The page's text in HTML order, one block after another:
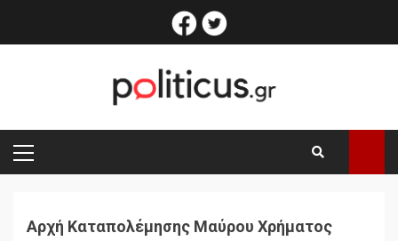
facebook
PRIMARY
MENU
Αρχή Καταπολέμησης Μαύρου Χρήματος